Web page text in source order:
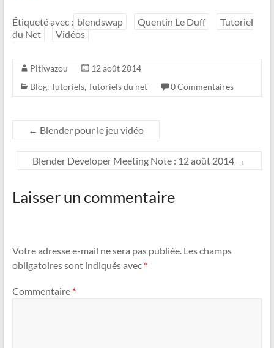
t
t
e
e
b
o
Étiqueté avec : blendswap Quentin Le Duff
Tutoriel
du Net
Vidéos
Pitiwazou
12 août 2014
Blog, Tutoriels, Tutoriels du net 0 Commentaires
← Blender pour le jeu vidéo
Blender Developer Meeting Note : 12 août 2014 →
Laisser un commentaire
Votre adresse e-mail ne sera pas publiée. Les champs
obligatoires sont indiqués avec *
Commentaire *